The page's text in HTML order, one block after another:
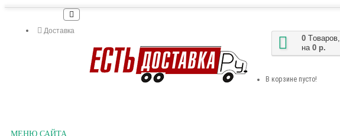
Доставка
0 Tоваров,
на 0 р.
В корзине пусто!
МЕНЮ САЙТА